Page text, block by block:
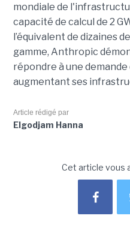
mondiale de
capacité de calcul de 2
l’équivalent de dizaines
gamme, Anthropic
répondre à une
augmentant ses
Article rédigé par
Elgodjam Hanna
Cet article vous